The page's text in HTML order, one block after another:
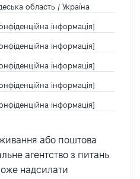
область / Україна
інформація]
інформація]
інформація]
інформація]
інформація]
або поштова
агентство з питань
надсилати